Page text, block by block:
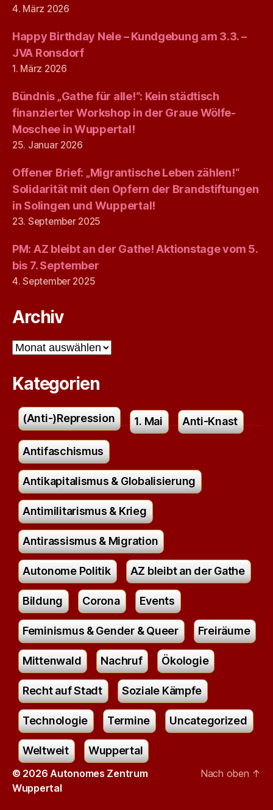
4. März 2026
Happy Birthday Nele – Kundgebung am 3.3. –
JVA Ronsdorf
1. März 2026
Bündnis „Gathe für alle!“: Kein städtisch
finanzierter Workshop in der Graue Wölfe-
Moschee in Wuppertal!
25. Januar 2026
Offener Brief: „Migrantische Leben zählen!“
Solidarität mit den Opfern der Brandstiftungen
in Solingen und Wuppertal!
23. September 2025
PM: AZ bleibt an der Gathe! Aktionstage vom 5.
bis 7. September
4. September 2025
Archiv
Archiv
Kategorien
(Anti-)Repression 1. Mai Anti-Knast
Antifaschismus
Antikapitalismus & Globalisierung
Antimilitarismus & Krieg
Antirassismus & Migration
Autonome Politik AZ bleibt an der Gathe
Bildung Corona Events
Feminismus & Gender & Queer Freiräume
Mittenwald Nachruf Ökologie
Recht auf Stadt Soziale Kämpfe
Technologie Termine Uncategorized
Weltweit Wuppertal
© 2026 Autonomes Zentrum
Wuppertal
Nach oben ↑